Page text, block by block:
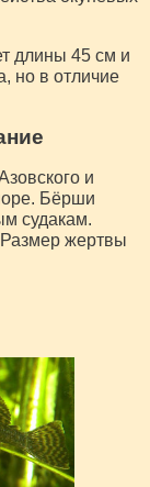
длины 45 см и
но в отличие
и
Бёрши
судакам.
жертвы